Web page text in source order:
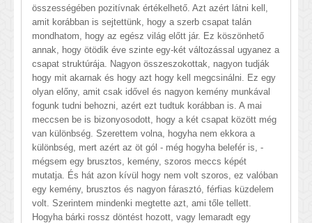
összességében pozitívnak értékelhető. Azt azért látni kell,
amit korábban is sejtettünk, hogy a szerb csapat talán
mondhatom, hogy az egész világ előtt jár. Ez köszönhető
annak, hogy ötödik éve szinte egy-két változással ugyanez a
csapat struktúrája. Nagyon összeszokottak, nagyon tudják
hogy mit akarnak és hogy azt hogy kell megcsinálni. Ez egy
olyan előny, amit csak idővel és nagyon kemény munkával
fogunk tudni behozni, azért ezt tudtuk korábban is. A mai
meccsen be is bizonyosodott, hogy a két csapat között még
van különbség. Szerettem volna, hogyha nem ekkora a
különbség, mert azért az öt gól - még hogyha belefér is, -
mégsem egy brusztos, kemény, szoros meccs képét
mutatja. És hát azon kívül hogy nem volt szoros, ez valóban
egy kemény, brusztos és nagyon fárasztó, férfias küzdelem
volt. Szerintem mindenki megtette azt, ami tőle tellett.
Hogyha bárki rossz döntést hozott, vagy lemaradt egy